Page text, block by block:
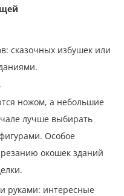
сказочных избушек или
ножом, а небольшие
лучше выбирать
Особое
окошек зданий